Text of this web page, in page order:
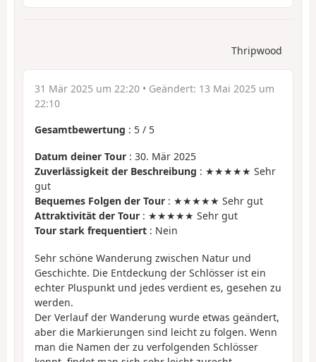
Thripwood
31 Mär 2025 um 22:20 • Geändert: 13 Mai 2025 um
22:10
Gesamtbewertung : 5 / 5
Datum deiner Tour : 30. Mär 2025
Zuverlässigkeit der Beschreibung : ★★★★★ Sehr
gut
Bequemes Folgen der Tour : ★★★★★ Sehr gut
Attraktivität der Tour : ★★★★★ Sehr gut
Tour stark frequentiert : Nein
Sehr schöne Wanderung zwischen Natur und
Geschichte. Die Entdeckung der Schlösser ist ein
echter Pluspunkt und jedes verdient es, gesehen zu
werden.
Der Verlauf der Wanderung wurde etwas geändert,
aber die Markierungen sind leicht zu folgen. Wenn
man die Namen der zu verfolgenden Schlösser